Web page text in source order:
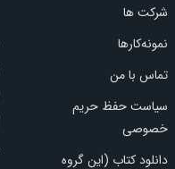
شرکت ها
نمونه‌کارها
تماس با من
سیاست حفظ حریم
خصوصی
دانلود کتاب (این گروه